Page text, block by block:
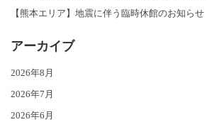
【熊本エリア】地震に伴う臨時休館のお知らせ
アーカイブ
2026年8月
2026年7月
2026年6月